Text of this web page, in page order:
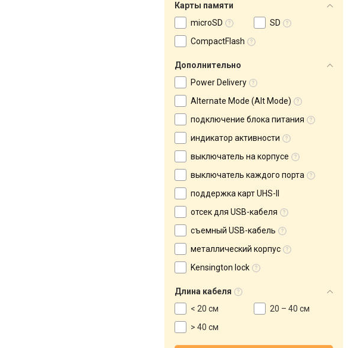
Карты памяти
microSD
SD
CompactFlash
Дополнительно
Power Delivery
Alternate Mode (Alt Mode)
подключение блока питания
индикатор активности
выключатель на корпусе
выключатель каждого порта
поддержка карт UHS-II
отсек для USB-кабеля
съемный USB-кабель
металлический корпус
Kensington lock
Длина кабеля
< 20 см
20 – 40 см
> 40 см